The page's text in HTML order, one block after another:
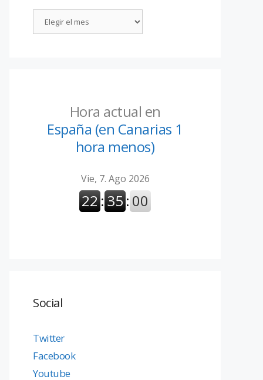
Hora actual en
España (en Canarias 1
hora menos)
Social
Twitter
Facebook
Youtube